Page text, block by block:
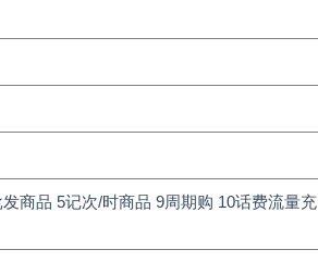
商品 5记次/时商品 9周期购 10话费流量充